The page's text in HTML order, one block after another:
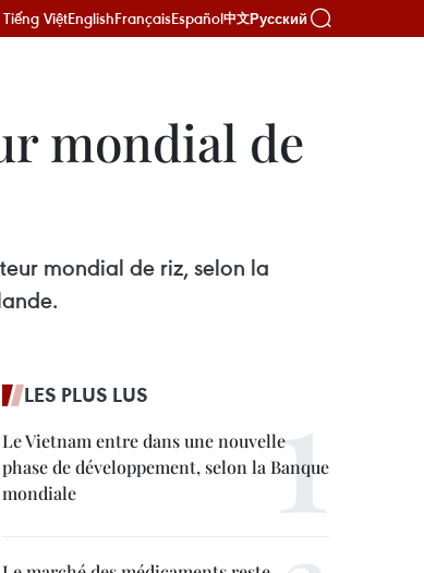
Tiếng ViệtEnglishFrançaisEspañol中文Русский
mondial de
mondial de riz, selon la
LES PLUS LUS
Le Vietnam entre dans une nouvelle
phase de développement, selon la Banque
mondiale